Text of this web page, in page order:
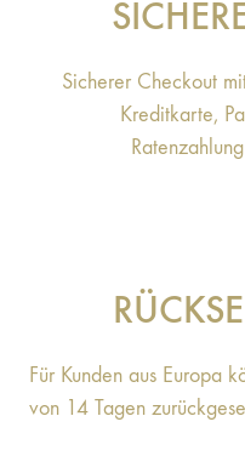
Sicherer Checkout
Kreditkarte,
Für Kunden aus Europa
von 14 Tagen